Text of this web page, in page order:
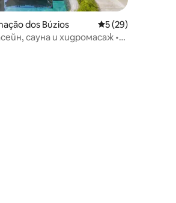
5, 8 отзива
dos Búzios Средна оценка:
5 (29)
сауна и хидромасаж •